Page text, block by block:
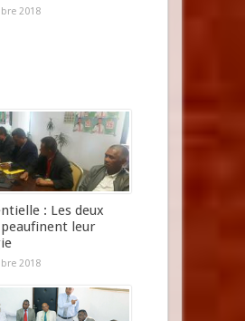
2018
: Les deux
leur
2018